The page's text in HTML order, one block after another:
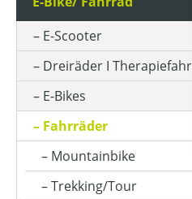
PREIS
Filter hinzufügen:
Versandkostenfrei
E-Scooter
Dreiräder I
E-Bikes
Fahrräder
Mountainbike
Trekking/Tour